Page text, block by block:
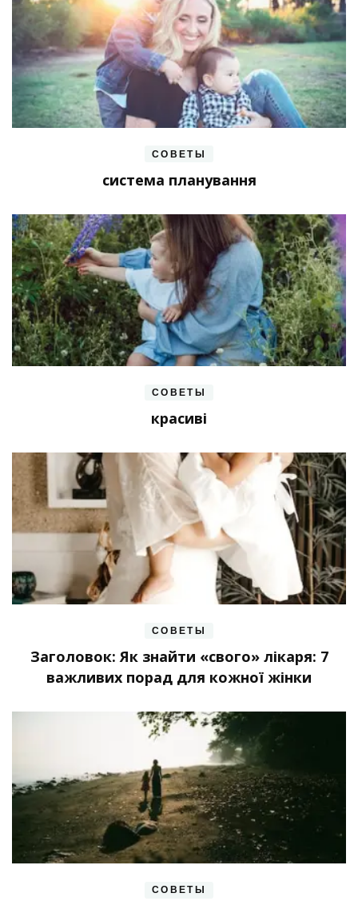
СОВЕТЫ
система планування
СОВЕТЫ
красиві
СОВЕТЫ
Заголовок: Як знайти «свого» лікаря: 7
важливих порад для кожної жінки
СОВЕТЫ